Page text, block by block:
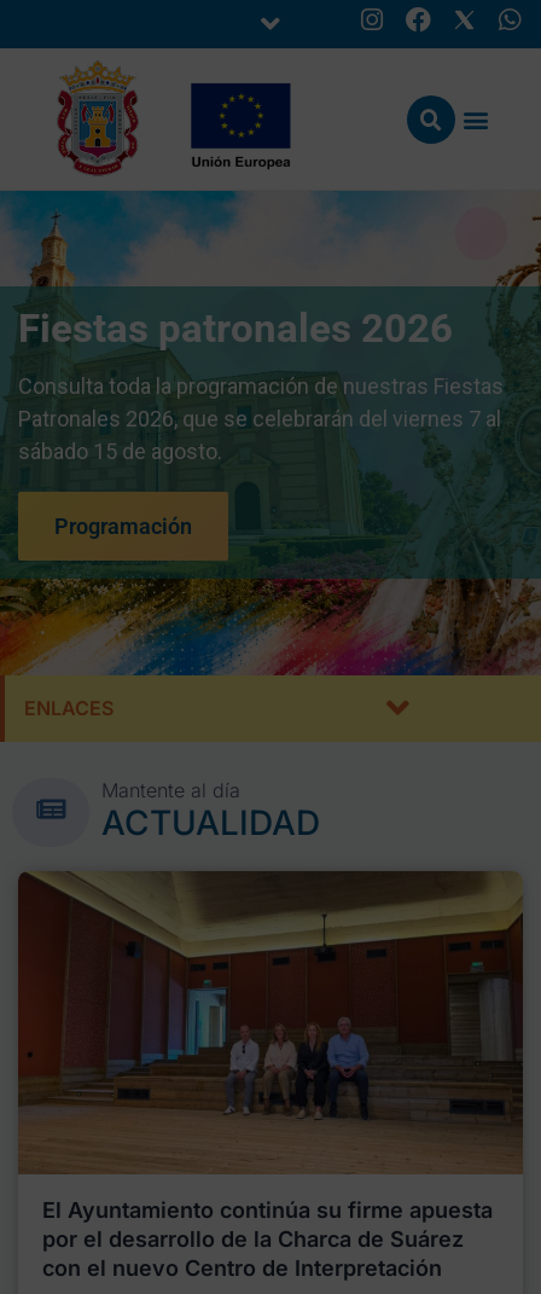
Fiestas patronales 2026
Consulta toda la programación de nuestras Fiestas
Patronales 2026, que se celebrarán del viernes 7 al
sábado 15 de agosto.
Programación
ENLACES
Mantente al día
ACTUALIDAD
El Ayuntamiento continúa su firme apuesta
por el desarrollo de la Charca de Suárez
con el nuevo Centro de Interpretación